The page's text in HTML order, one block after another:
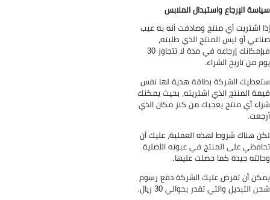
الإرجاع واستبدال الملابس
اشتريت أي منتج وصادفت أنه به عيب
أو ليس المنتج الذي طلبته،
فبإمكانك إرجاعه في مدة لا تتجاوز 30
من تاريخ الشراء.
الشركة بطاقة هدية لها نفس
المنتج الذي اشتريته، بحيث يمكنك
أي منتج يعجبك من كنز مكان الذي
هناك شروط لهذه العملية، عليك أن
على المنتج في عبوته الأصلية
جيدة كما حصلت عليها.
أن تفرض عليك الشركة دفع رسوم
التبديل والتي تقدر بحوالي 30 ريال.